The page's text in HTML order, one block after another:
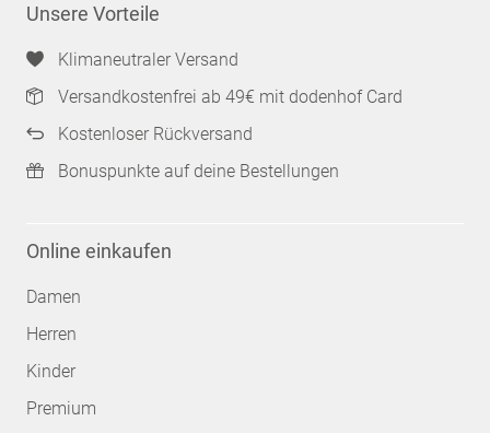
Unsere Vorteile
Klimaneutraler Versand
Versandkostenfrei ab 49€ mit dodenhof Card
Kostenloser Rückversand
Bonuspunkte auf deine Bestellungen
Online einkaufen
Damen
Herren
Kinder
Premium